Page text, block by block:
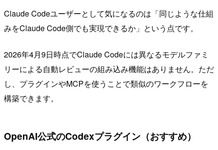
Claude Codeユーザーとして気になるのは「同じような仕組
みをClaude Code側でも実現できるか」という点です。
2026年4月9日時点でClaude Codeには異なるモデルファミ
リーによる自動レビューの組み込み機能はありません。ただ
し、プラグインやMCPを使うことで類似のワークフローを
構築できます。
OpenAI公式のCodexプラグイン（おすすめ）